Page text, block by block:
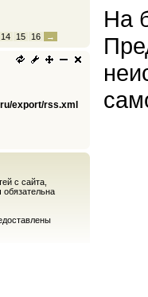
14 15 16 →
export/rss.xml
с сайта,
обязательна
На